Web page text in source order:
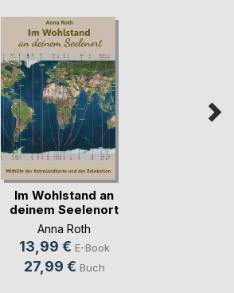
Im Wohlstand an
deinem Seelenort
Anna Roth
13,99 € E-Book
27,99 € Buch